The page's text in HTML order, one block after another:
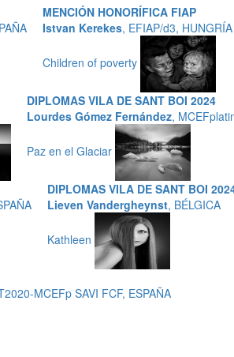
MENCIÓN HONORÍFICA FIAP
Istvan Kerekes, EFIAP/d3, HUNGRÍA
Children of poverty
DIPLOMAS VILA DE SANT BOI 2024
Lourdes Gómez Fernández,
Paz en el Glaciar
DIPLOMAS VILA DE SANT BOI
Lieven Vandergheynst, BÉLGICA
Kathleen
MCEFp SAVI FCF, ESPAÑA